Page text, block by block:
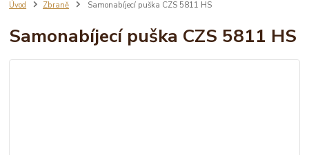
Úvod Zbraně Samonabíjecí puška CZS 5811 HS
Samonabíjecí puška CZS 5811 HS